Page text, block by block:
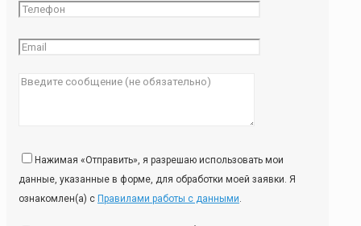
Нажимая «Отправить», я разрешаю использовать мои
данные, указанные в форме, для обработки моей заявки. Я
ознакомлен(а) с Правилами работы с данными.